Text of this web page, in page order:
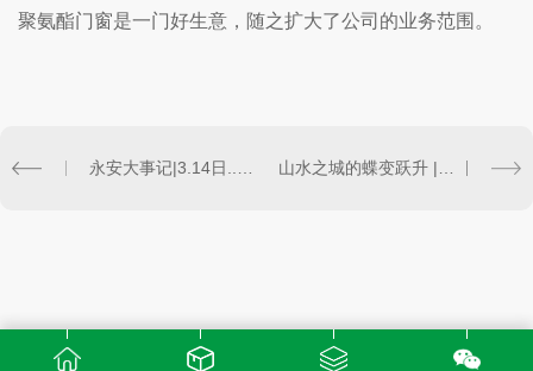
聚氨酯门窗是一门好生意，随之扩大了公司的业务范围。
永安大事记|3.14日..与合作公司来厂参加培训会--玻纤聚氨酯型材 山水之城的蝶变跃升 | 项目眉县滨河新区绿城春风里项目，启航幸福未来!